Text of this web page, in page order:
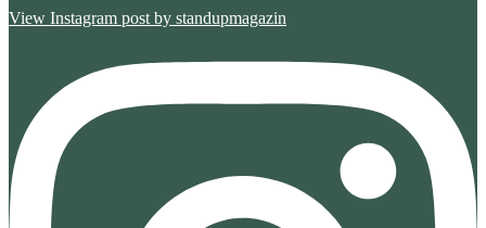
View Instagram post by standupmagazin